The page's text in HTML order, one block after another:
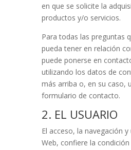
en que se solicite la
productos y/o servicios.
Para todas las preguntas
pueda tener en relación
puede ponerse en
utilizando los datos de
más arriba o, en su caso,
formulario de contacto.
2. EL USUARIO
El acceso, la navegación
Web, confiere la